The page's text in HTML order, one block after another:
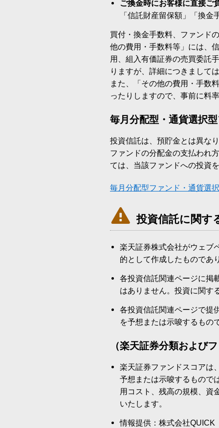
ご換金時にお客様に直接ご
「信託財産留保額」「換
買付・換金手数料、ファンド
他の費用・手数料等」には、
用、組入有価証券の売買委託
りますが、詳細につきまして
また、「その他の費用・手数
ったりしますので、事前に料
毎月分配型・通貨選択
投資信託は、預貯金とは異な
ファンドの分配金の支払われ
ては、当該ファンドへの投資
毎月分配型ファンド・通貨選
 投資信託に関す
楽天証券株式会社がウェブ
的として作成したものであ
各投資信託関連ページに掲
はありません。投資に関す
各投資信託関連ページで提
を予想または示唆するもの
（楽天証券分類および
楽天証券ファンドスコアは
予想または示唆するもので
用コスト、残高の規模、資
いたします。
情報提供：株式会社QUICK